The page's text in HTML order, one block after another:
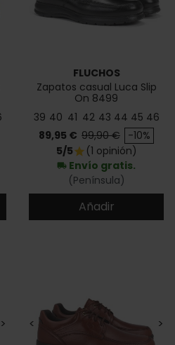
FLUCHOS
Zapatos casual Luca Slip
On 8499
39 40 41 42 43 44 45 46
Precio
89,95 € Precio base
99,90 € -10%
5/5star (1 opinión)
local_shipping Envío gratis.
(Península)
Añadir
> < >